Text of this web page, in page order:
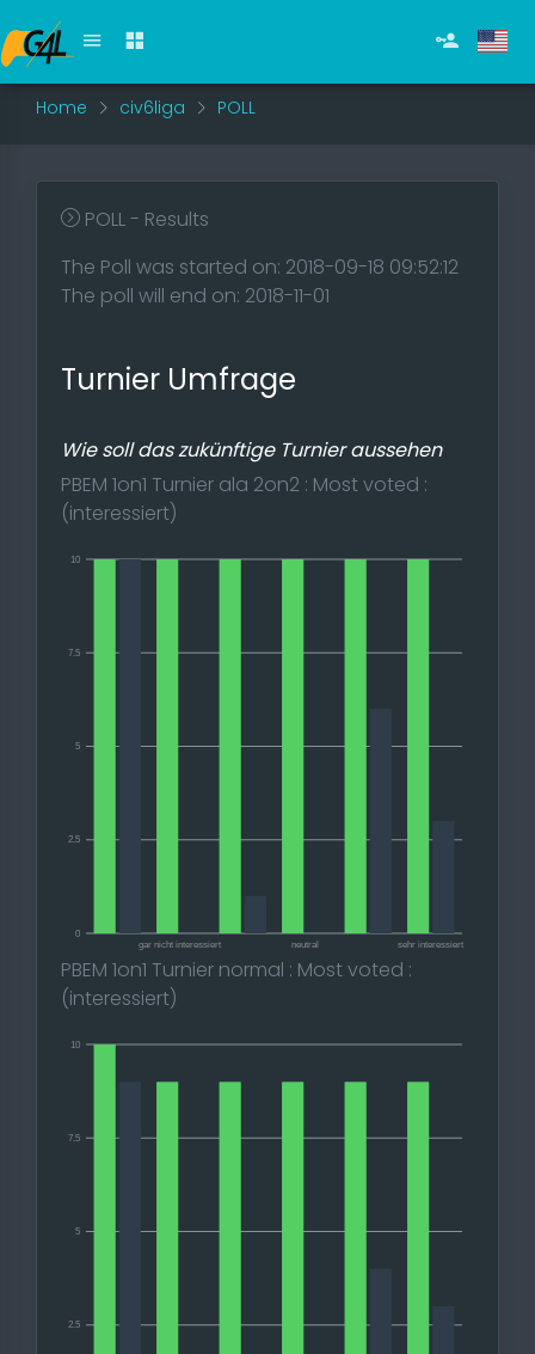
Home civ6liga POLL
POLL - Results
The Poll was started on: 2018-09-18 09:52:12
The poll will end on: 2018-11-01
Turnier Umfrage
Wie soll das zukünftige Turnier aussehen
PBEM 1on1 Turnier ala 2on2 : Most voted :
(interessiert)
0
2.5
5
7.5
10
sehr interessiert
neutral
gar nicht interessiert
PBEM 1on1 Turnier normal : Most voted :
(interessiert)
2.5
5
7.5
10